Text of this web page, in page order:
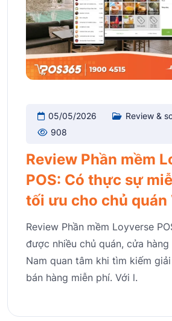
05/05/2026
Review &
908
Review Phần mềm
POS: Có thực sự
tối ưu cho chủ quán
Review Phần mềm Loyverse
được nhiều chủ quán, cửa
Nam quan tâm khi tìm kiếm
bán hàng miễn phí. Với l.